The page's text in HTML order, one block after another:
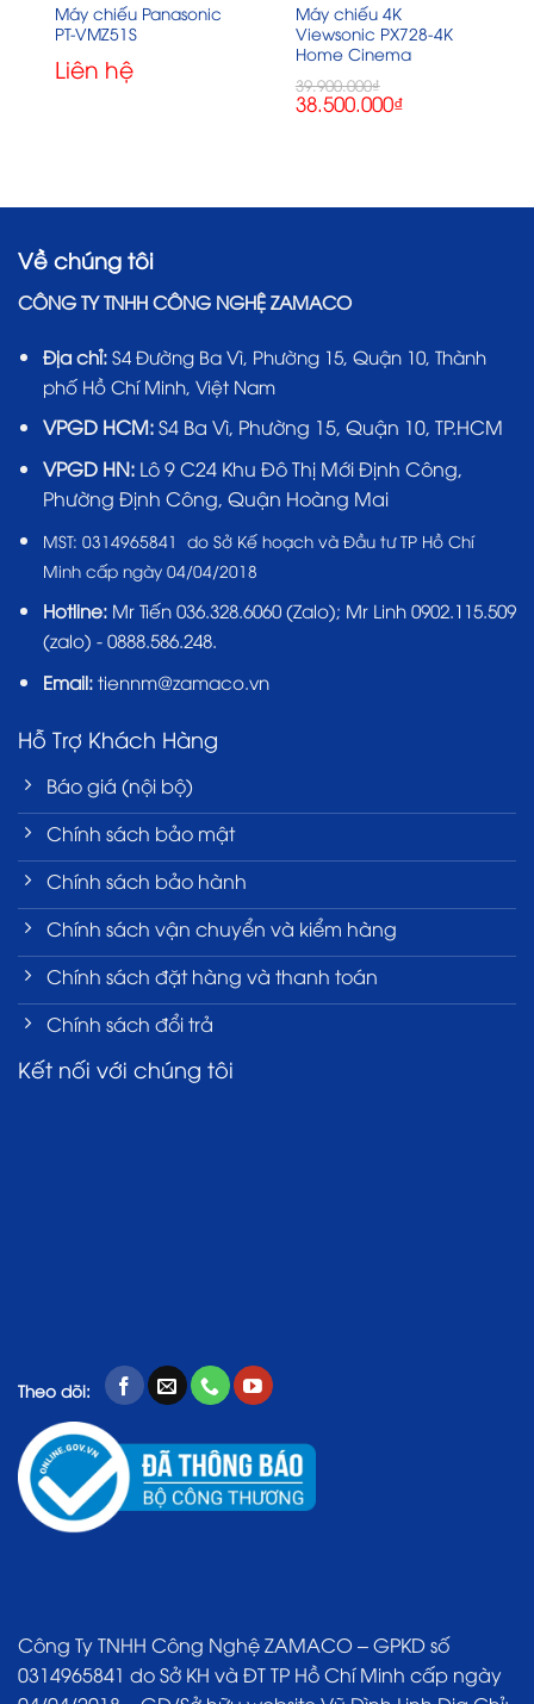
Máy chiếu Panasonic
PT-VMZ51S
Liên hệ
Máy chiếu 4K
Viewsonic PX728-4K
Home Cinema
39.900.000₫
Giá
gốc
38.500.000₫Giá
hiện
Về chúng tôi
CÔNG TY TNHH CÔNG NGHỆ ZAMACO
Địa chỉ: S4 Đường Ba Vì, Phường 15, Quận 10, Thành
phố Hồ Chí Minh, Việt Nam
VPGD HCM:S4 Ba Vì, Phường 15, Quận 10, TP.HCM
VPGD HN:Lô 9 C24 Khu Đô Thị Mới Định Công,
Phường Định Công, Quận Hoàng Mai
MST: 0314965841 do Sở Kế hoạch và Đầu tư TP Hồ Chí
Minh cấp ngày 04/04/2018
Hotline: Mr Tiến 036.328.6060(Zalo); Mr Linh 0902.115.509
(zalo) - 0888.586.248.
Email:tiennm@zamaco.vn
Hỗ Trợ Khách Hàng
Báo giá (nội bộ)
Chính sách bảo mật
Chính sách bảo hành
Chính sách vận chuyển và kiểm hàng
Chính sách đặt hàng và thanh toán
Chính sách đổi trả
Kết nối với chúng tôi
Theo dõi:
Công Ty TNHH Công Nghệ ZAMACO – GPKD số
0314965841 do Sở KH và ĐT TP Hồ Chí Minh cấp ngày